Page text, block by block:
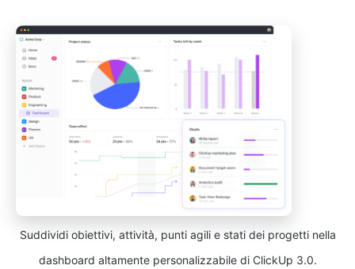
Suddividi obiettivi, attività, punti agili e stati dei progetti nella
dashboard altamente personalizzabile di ClickUp 3.0.